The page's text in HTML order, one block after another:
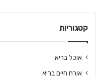
קטגוריות
אוכל בריא
אורח חיים בריא